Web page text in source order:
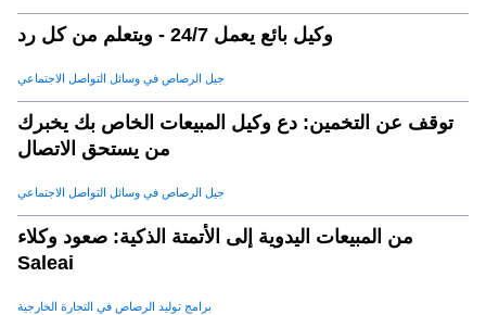
وكيل بائع يعمل 24/7 - ويتعلم من كل رد
جيل الرصاص في وسائل التواصل الاجتماعي
توقف عن التخمين: دع وكيل المبيعات الخاص بك يخبرك
من يستحق الاتصال
جيل الرصاص في وسائل التواصل الاجتماعي
من المبيعات اليدوية إلى الأتمتة الذكية: صعود وكلاء
Saleai
برامج توليد الرصاص في التجارة الخارجية